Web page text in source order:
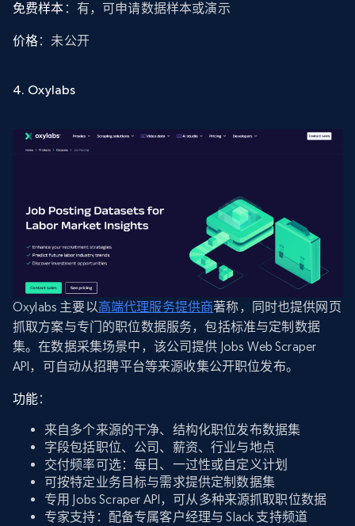
免费样本 ：有，可申请数据样本或演示
价格：未公开
4. Oxylabs
Oxylabs 主要以高端代理服务提供商著称，同时也提供网页
抓取方案与专门的职位数据服务，包括标准与定制数据
集。在数据采集场景中，该公司提供 Jobs Web Scraper
API，可自动从招聘平台等来源收集公开职位发布。
功能：
来自多个来源的干净、结构化职位发布数据集
字段包括职位、公司、薪资、行业与地点
交付频率可选：每日、一过性或自定义计划
可按特定业务目标与需求提供定制数据集
专用 Jobs Scraper API，可从多种来源抓取职位数据
专家支持：配备专属客户经理与 Slack 支持频道